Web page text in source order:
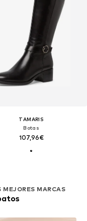
TAMARIS
Botas
107,96€
MEJORES MARCAS